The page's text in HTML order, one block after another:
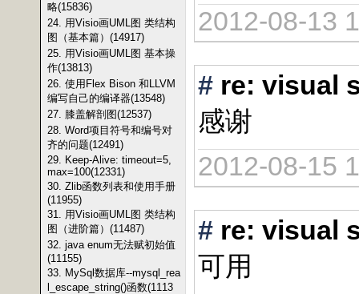
略(15836)
24. 用Visio画UML图 类结构
图（基本篇）(14917)
25. 用Visio画UML图 基本操
作(13813)
26. 使用Flex Bison 和LLVM
编写自己的编译器(13548)
27. 膝盖解剖图(12537)
28. Word项目符号和编号对
齐的问题(12491)
29. Keep-Alive: timeout=5,
max=100(12331)
30. Zlib函数列表和使用手册
(11955)
31. 用Visio画UML图 类结构
图（进阶篇）(11487)
32. java enum无法赋初始值
(11155)
33. MySql数据库--mysql_rea
l_escape_string()函数(1113
2012-08-13
# re: visual
感谢
2012-08-15
# re: visual
可用